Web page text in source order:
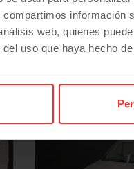
información
web, quienes
uso que haya hecho
-3.000